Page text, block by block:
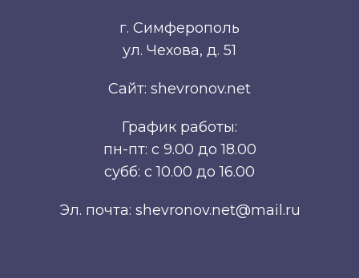
г. Симферополь
ул. Чехова, д. 51
Сайт: shevronov.net
График работы:
пн-пт: с 9.00 до 18.00
субб: с 10.00 до 16.00
Эл. почта: shevronov.net@mail.ru